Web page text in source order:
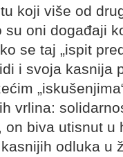
koji više od
oni događaji
se taj „ispit
i svoja kasnija
vrlina:
on biva utisnut u
odluka u